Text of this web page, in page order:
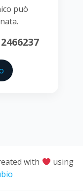
può
with
using